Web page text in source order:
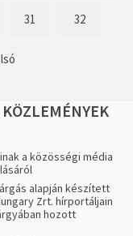
31 32
KÖZLEMÉNYEK
a közösségi média
alapján készített
Zrt. hírportáljain
hozott